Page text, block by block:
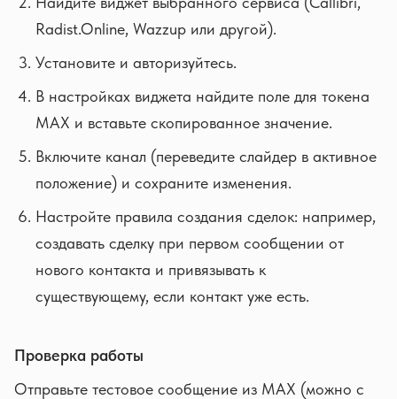
Radist.Online, Wazzup или другой).
Установите и авторизуйтесь.
В настройках виджета найдите поле для токена
MAX и вставьте скопированное значение.
Включите канал (переведите слайдер в активное
положение) и сохраните изменения.
Настройте правила создания сделок: например,
создавать сделку при первом сообщении от
нового контакта и привязывать к
существующему, если контакт уже есть.
Проверка работы
Отправьте тестовое сообщение из MAX (можно с